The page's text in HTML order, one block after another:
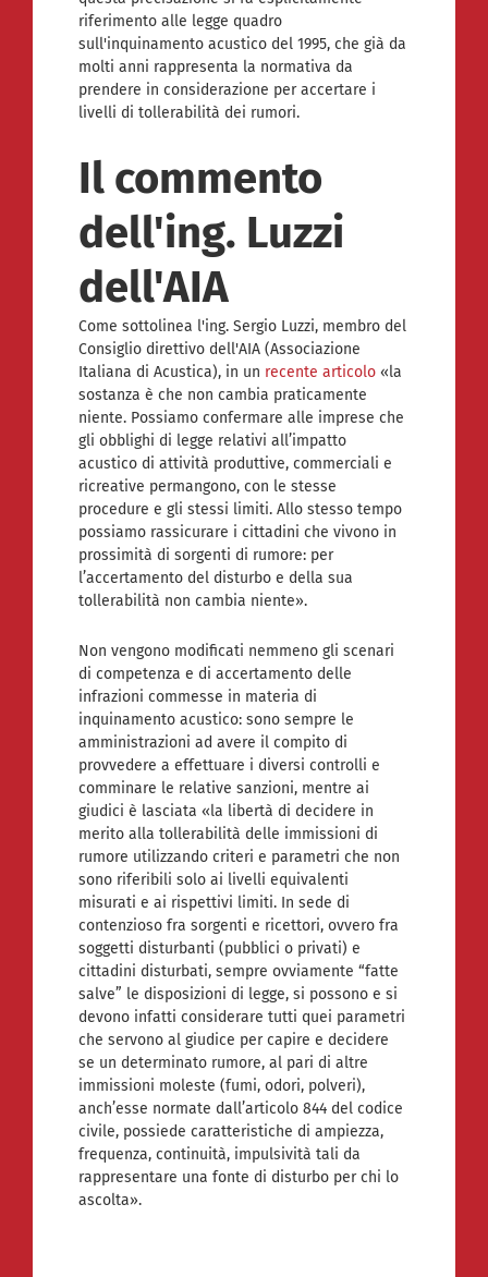
riferimento alle legge quadro
sull'inquinamento acustico del 1995, che già da
molti anni rappresenta la normativa da
prendere in considerazione per accertare i
livelli di tollerabilità dei rumori.
Il commento
dell'ing. Luzzi
dell'AIA
Come sottolinea l'ing. Sergio Luzzi, membro del
Consiglio direttivo dell'AIA (Associazione
Italiana di Acustica), in un recente articolo «la
sostanza è che non cambia praticamente
niente. Possiamo confermare alle imprese che
gli obblighi di legge relativi all’impatto
acustico di attività produttive, commerciali e
ricreative permangono, con le stesse
procedure e gli stessi limiti. Allo stesso tempo
possiamo rassicurare i cittadini che vivono in
prossimità di sorgenti di rumore: per
l’accertamento del disturbo e della sua
tollerabilità non cambia niente».
Non vengono modificati nemmeno gli scenari
di competenza e di accertamento delle
infrazioni commesse in materia di
inquinamento acustico: sono sempre le
amministrazioni ad avere il compito di
provvedere a effettuare i diversi controlli e
comminare le relative sanzioni, mentre ai
giudici è lasciata «la libertà di decidere in
merito alla tollerabilità delle immissioni di
rumore utilizzando criteri e parametri che non
sono riferibili solo ai livelli equivalenti
misurati e ai rispettivi limiti. In sede di
contenzioso fra sorgenti e ricettori, ovvero fra
soggetti disturbanti (pubblici o privati) e
cittadini disturbati, sempre ovviamente “fatte
salve” le disposizioni di legge, si possono e si
devono infatti considerare tutti quei parametri
che servono al giudice per capire e decidere
se un determinato rumore, al pari di altre
immissioni moleste (fumi, odori, polveri),
anch’esse normate dall’articolo 844 del codice
civile, possiede caratteristiche di ampiezza,
frequenza, continuità, impulsività tali da
rappresentare una fonte di disturbo per chi lo
ascolta».